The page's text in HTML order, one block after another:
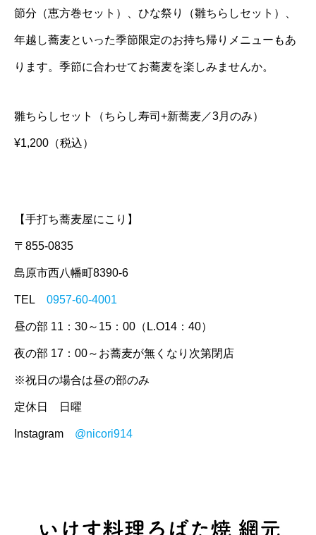
節分（恵方巻セット）、ひな祭り（雛ちらしセット）、
年越し蕎麦といった季節限定のお持ち帰りメニューもあ
ります。季節に合わせてお蕎麦を楽しみませんか。
雛ちらしセット（ちらし寿司+新蕎麦／3月のみ）
¥1,200（税込）
【手打ち蕎麦屋にこり】
〒855-0835
島原市西八幡町8390-6
TEL 0957-60-4001
昼の部 11：30～15：00（L.O14：40）
夜の部 17：00～お蕎麦が無くなり次第閉店
※祝日の場合は昼の部のみ
定休日 日曜
Instagram @nicori914